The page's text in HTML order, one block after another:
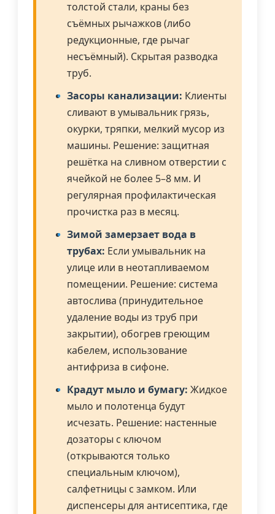
толстой стали, краны без
съёмных рычажков (либо
редукционные, где рычаг
несъёмный). Скрытая разводка
труб.
Засоры канализации: Клиенты
сливают в умывальник грязь,
окурки, тряпки, мелкий мусор из
машины. Решение: защитная
решётка на сливном отверстии с
ячейкой не более 5–8 мм. И
регулярная профилактическая
прочистка раз в месяц.
Зимой замерзает вода в
трубах: Если умывальник на
улице или в неотапливаемом
помещении. Решение: система
автослива (принудительное
удаление воды из труб при
закрытии), обогрев греющим
кабелем, использование
антифриза в сифоне.
Крадут мыло и бумагу: Жидкое
мыло и полотенца будут
исчезать. Решение: настенные
дозаторы с ключом
(открываются только
специальным ключом),
салфетницы с замком. Или
диспенсеры для антисептика, где